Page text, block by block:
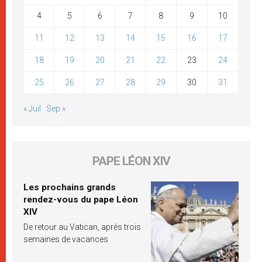
4 5 6 7 8 9 10
11 12 13 14 15 16 17
18 19 20 21 22 23 24
25 26 27 28 29 30 31
« Juil Sep »
PAPE LÉON XIV
Les prochains grands
rendez-vous du pape Léon
XIV
De retour au Vatican, après trois
semaines de vacances